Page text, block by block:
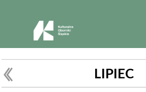
PLN
LIPIEC